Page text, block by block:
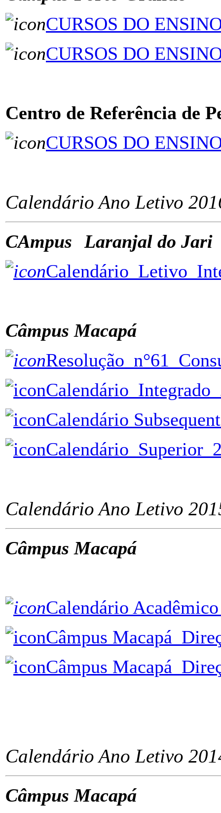
CURSOS DO
CURSOS DO
Centro de Referência de
CURSOS DO
Calendário Ano Letivo
CAmpus
Laranjal do Jari
Câmpus Macapá
Calendário
Calendário Ano Letivo
Câmpus Macapá
Calendário
Câmpus
Câmpus
Calendário Ano Letivo
Câmpus Macapá